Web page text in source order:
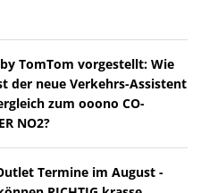
TomTom vorgestellt: Wie
der neue Verkehrs-Assistent
zum ooono CO-
NO2?
Termine im August -